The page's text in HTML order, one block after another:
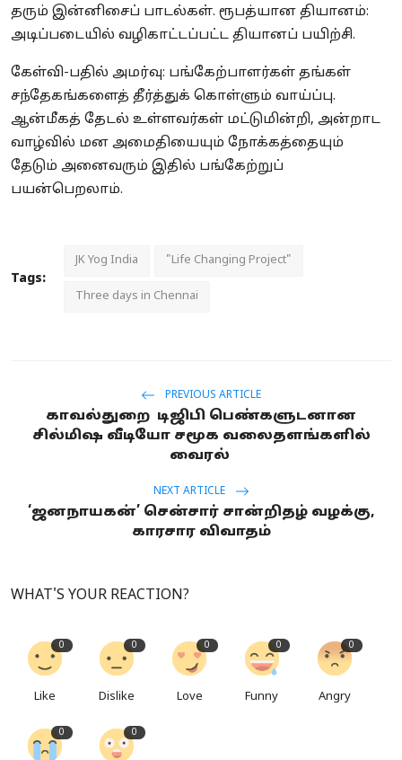
தரும் இன்னிசைப் பாடல்கள். ரூபத்யான தியானம்:
அடிப்படையில் வழிகாட்டப்பட்ட தியானப் பயிற்சி.
கேள்வி-பதில் அமர்வு: பங்கேற்பாளர்கள் தங்கள்
சந்தேகங்களைத் தீர்த்துக் கொள்ளும் வாய்ப்பு.
ஆன்மீகத் தேடல் உள்ளவர்கள் மட்டுமின்றி, அன்றாட
வாழ்வில் மன அமைதியையும் நோக்கத்தையும்
தேடும் அனைவரும் இதில் பங்கேற்றுப்
பயன்பெறலாம்.
Tags:
JK Yog India "Life Changing Project"
Three days in Chennai
PREVIOUS ARTICLE
காவல்துறை டிஜிபி பெண்களுடனான
சில்மிஷ வீடியோ சமூக வலைதளங்களில்
வைரல்
NEXT ARTICLE
‘ஜனநாயகன்’ சென்சார் சான்றிதழ் வழக்கு,
காரசார விவாதம்
WHAT'S YOUR REACTION?
0
Like
0
Dislike
0
Love
0
Funny
0
Angry
0 0